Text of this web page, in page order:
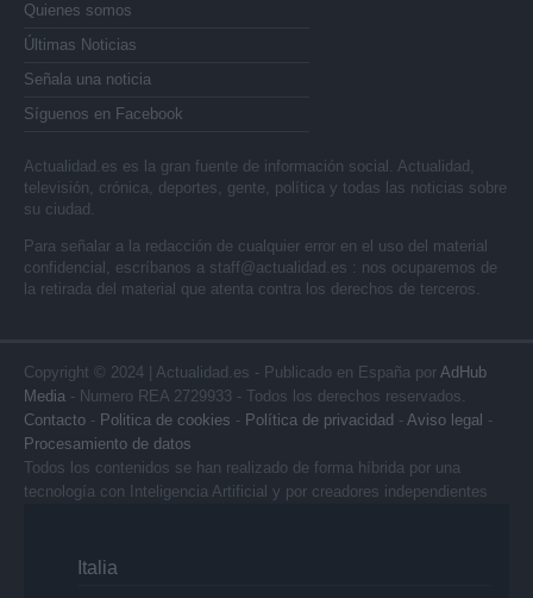
Quienes somos
Últimas Noticias
Señala una noticia
Síguenos en Facebook
Actualidad.es es la gran fuente de información social. Actualidad,
televisión, crónica, deportes, gente, política y todas las noticias sobre
su ciudad.
Para señalar a la redacción de cualquier error en el uso del material
confidencial, escríbanos a staff@actualidad.es : nos ocuparemos de
la retirada del material que atenta contra los derechos de terceros.
Copyright © 2024 | Actualidad.es - Publicado en España por AdHub
Media - Numero REA 2729933 - Todos los derechos reservados.
Contacto - Politica de cookies - Política de privacidad - Aviso legal -
Procesamiento de datos
Todos los contenidos se han realizado de forma híbrida por una
tecnología con Inteligencia Artificial y por creadores independientes
Italia